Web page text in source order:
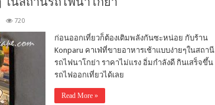
720
ก่อนออกเที่ยวก็ต้องเติมพลังกันซะหน่อย กับร้าน
Konparu คาเฟ่ที่ขายอาหารเช้าแบบง่ายๆในสถานี
รถไฟนาโกย่า ราคาไม่แรง อิ่มกำลังดี กินเสร็จขึ้น
รถไฟออกเที่ยวได้เลย
Read More »